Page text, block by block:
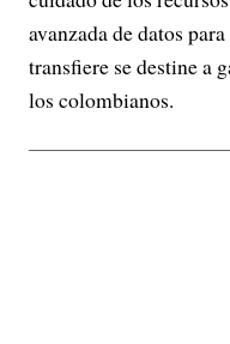
avanzada de datos
transfiere se destine a
los colombianos.